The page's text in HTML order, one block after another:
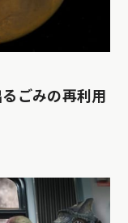
ごみの再利用